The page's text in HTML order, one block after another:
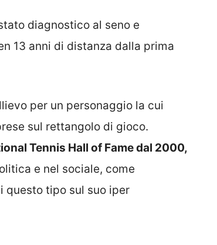
diagnostico al seno e
13 anni di distanza dalla prima
per un personaggio la cui
sul rettangolo di gioco.
Tennis Hall of Fame dal 2000,
e nel sociale, come
questo tipo sul suo iper